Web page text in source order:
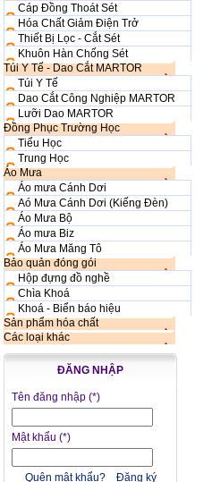
Cáp Đồng Thoát Sét
Hóa Chất Giảm Điện Trở
Thiết Bị Lọc - Cắt Sét
Khuôn Hàn Chống Sét
Túi Y Tế - Dao Cắt MARTOR
Túi Y Tế
Dao Cắt Công Nghiệp MARTOR
Lưỡi Dao MARTOR
Đồng Phục Trường Học
Tiểu Học
Trung Học
Áo Mưa
Áo mưa Cánh Dơi
Aó Mưa Cánh Dơi (Kiếng Đèn)
Áo Mưa Bộ
Áo mưa Biz
Áo Mưa Măng Tô
Bảo quản đóng gói
Hộp đựng đồ nghề
Chìa Khoá
Khoá - Biển báo hiệu
Sản phẩm hóa chất
Các loại khác
ĐĂNG NHẬP
Tên đăng nhập (*)
Mật khẩu (*)
Quên mật khẩu? Đăng ký